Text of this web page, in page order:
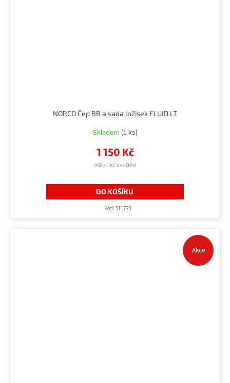
NORCO Čep BB a sada ložisek FLUID LT
Skladem (1 ks)
950,41 Kč bez DPH
1 150 Kč
DO KOŠÍKU
Kód: 511723
Akce